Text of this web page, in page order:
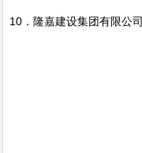
10．隆嘉建设集团有限公司